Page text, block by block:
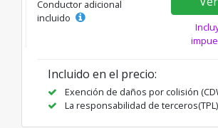
Conductor adicional
incluido
Incluido en el precio:
Exención de daños por colisión
La responsabilidad de terceros(TPL)